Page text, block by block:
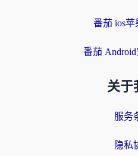
番茄 ios苹
番茄
关于
服务
隐私